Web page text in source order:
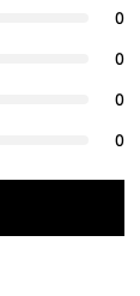
0
0
0
0